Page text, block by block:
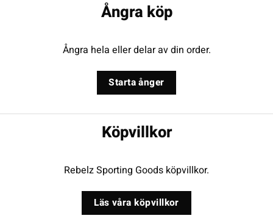
Ångra köp
Ångra hela eller delar av din order.
Starta ånger
Köpvillkor
Rebelz Sporting Goods köpvillkor.
Läs våra köpvillkor